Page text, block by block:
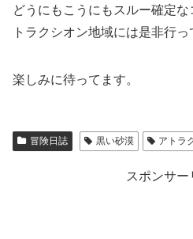
どうにもこうにもスルー確定
トラクシオン地域には是非行っ
楽しみに待ってます。
冒険日誌 黒い砂漠 アトラ
スポンサー